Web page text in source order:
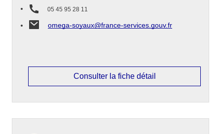
05 45 95 28 11
omega-soyaux@france-services.gouv.fr
Consulter la fiche détail